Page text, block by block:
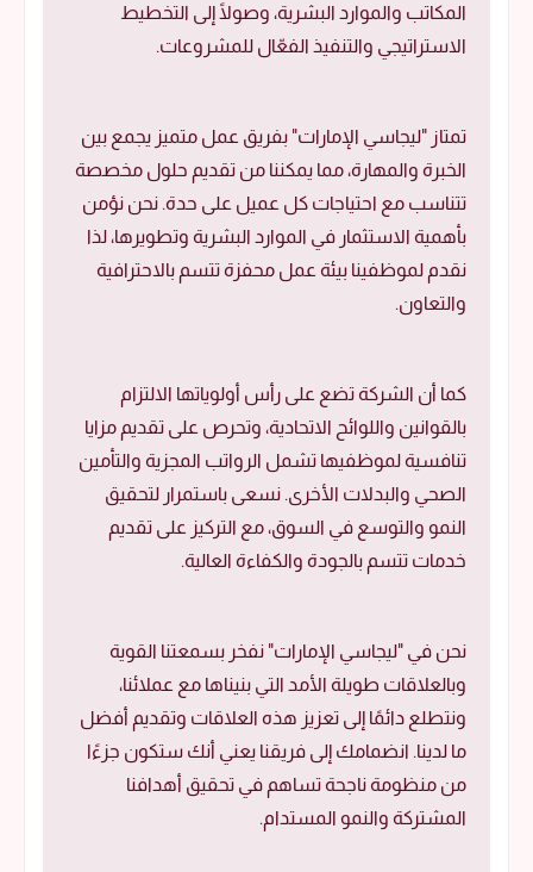
المكاتب والموارد البشرية، وصولًا إلى التخطيط
الاستراتيجي والتنفيذ الفعّال للمشروعات.
تمتاز "ليجاسي الإمارات" بفريق عمل متميز يجمع بين
الخبرة والمهارة، مما يمكننا من تقديم حلول مخصصة
تتناسب مع احتياجات كل عميل على حدة. نحن نؤمن
بأهمية الاستثمار في الموارد البشرية وتطويرها، لذا
نقدم لموظفينا بيئة عمل محفزة تتسم بالاحترافية
والتعاون.
كما أن الشركة تضع على رأس أولوياتها الالتزام
بالقوانين واللوائح الاتحادية، وتحرص على تقديم مزايا
تنافسية لموظفيها تشمل الرواتب المجزية والتأمين
الصحي والبدلات الأخرى. نسعى باستمرار لتحقيق
النمو والتوسع في السوق، مع التركيز على تقديم
خدمات تتسم بالجودة والكفاءة العالية.
نحن في "ليجاسي الإمارات" نفخر بسمعتنا القوية
وبالعلاقات طويلة الأمد التي بنيناها مع عملائنا،
ونتطلع دائمًا إلى تعزيز هذه العلاقات وتقديم أفضل
ما لدينا. انضمامك إلى فريقنا يعني أنك ستكون جزءًا
من منظومة ناجحة تساهم في تحقيق أهدافنا
المشتركة والنمو المستدام.